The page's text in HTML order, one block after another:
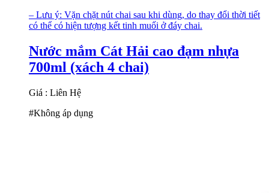
– Lưu ý: Vặn chặt nút chai sau khi dùng, do thay đổi thời tiết
có thể có hiện tượng kết tinh muối ở đáy chai.
Nước mắm Cát Hải cao đạm nhựa
700ml (xách 4 chai)
Giá : Liên Hệ
#Không áp dụng